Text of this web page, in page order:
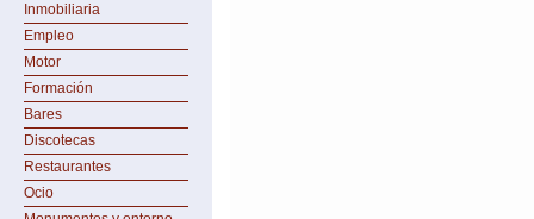
Inmobiliaria
Empleo
Motor
Formación
Bares
Discotecas
Restaurantes
Ocio